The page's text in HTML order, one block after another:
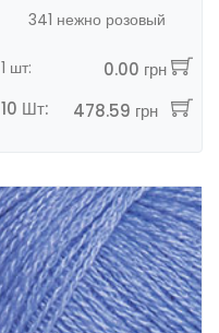
341 нежно розовый
1 шт:
0.00 грн
10 Шт:
478.59 грн